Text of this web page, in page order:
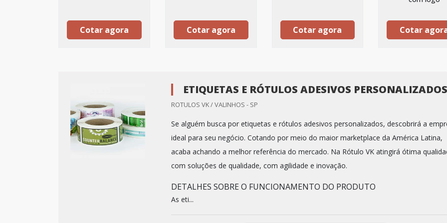
Cotar agora Cotar agora Cotar agora Cotar
ETIQUETAS E RÓTULOS ADESIVOS PERSONALIZADOS
ROTULOS VK / VALINHOS - SP
Se alguém busca por etiquetas e rótulos adesivos personalizados, descobrirá a
ideal para seu negócio. Cotando por meio do maior marketplace da América Latina,
acaba achando a melhor referência do mercado. Na Rótulo VK atingirá ótima
com soluções de qualidade, com agilidade e inovação.
DETALHES SOBRE O FUNCIONAMENTO DO PRODUTO
As eti...